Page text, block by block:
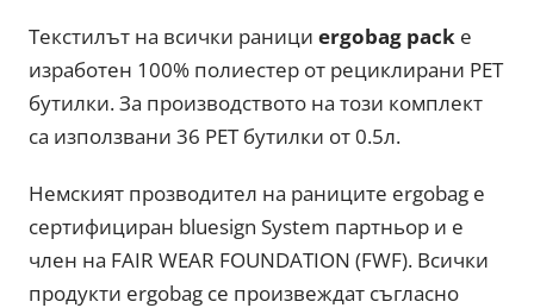
Текстилът на всички ранициergobag pack е
изработен 100% полиестер от рециклирани PET
бутилки. За производството на този комплект
са използвани 36 PET бутилки от 0.5л.
Немският прозводител на раниците ergobag е
сертифициран bluesign System партньор и е
член на FAIR WEAR FOUNDATION (FWF). Всички
продукти ergobag се произвеждат съгласно